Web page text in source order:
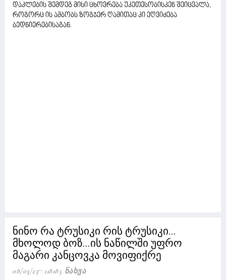
დაკლების შემდეგ მისი ცხოვრება უკეთესობისკენ შეიცვალა,
როგორც ის ამბობს ზოგჯერ ღამითაც კი ეღვიძება
ბედნიერებისაგან.
ნინო რა ტრუსიკი რის ტრუსიკი...
მხოლოდ ბოზ...ის ნაწილში უფრო
მაგარი კანცოვკა მოვიფიქრე
08/03/23 118185 Ნახვა